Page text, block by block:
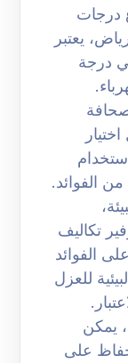
درجات
يعتبر
درجة
اختيار
من الفوائد.
تكاليف
الفوائد
للعزل
يمكن
على